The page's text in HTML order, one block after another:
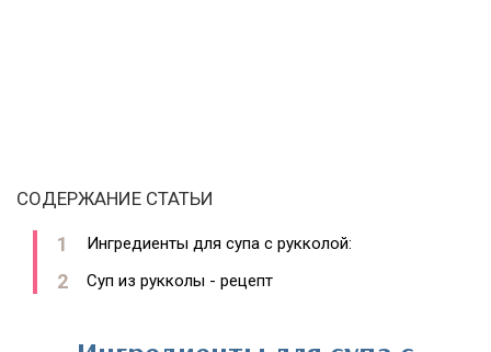
СОДЕРЖАНИЕ СТАТЬИ
Ингредиенты для супа с рукколой:
Суп из рукколы - рецепт